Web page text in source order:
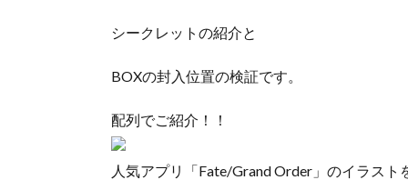
シークレットの紹介と
BOXの封入位置の検証です。
配列でご紹介！！
人気アプリ「Fate/Grand Order」のイラスト